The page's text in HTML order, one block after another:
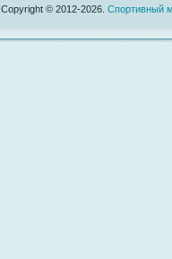
Copyright © 2012-2026. Спортивный